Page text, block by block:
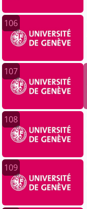
106
107
108
109